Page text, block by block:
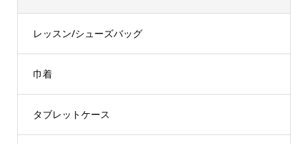
レッスン/シューズバッグ
巾着
タブレットケース